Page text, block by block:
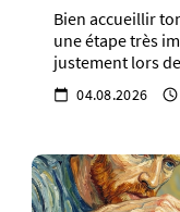
Bien accueillir
une étape très
justement lors
04.08.2026